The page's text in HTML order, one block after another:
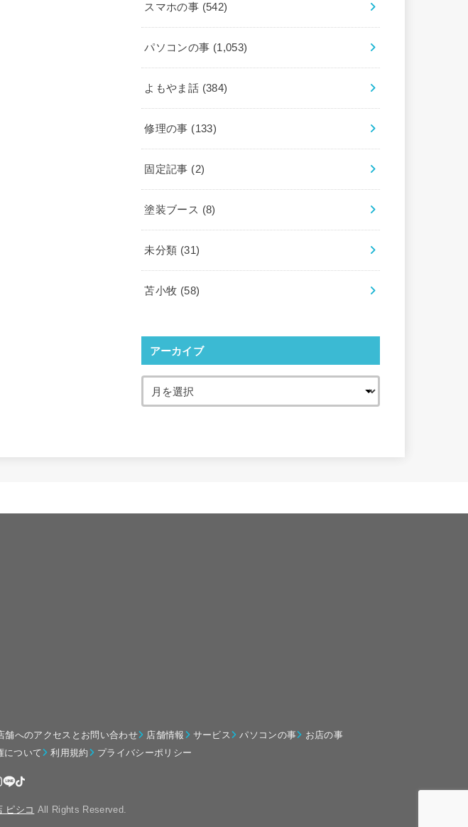
スマホの事 (542)
パソコンの事 (1,053)
よもやま話 (384)
修理の事 (133)
固定記事 (2)
塗装ブース (8)
未分類 (31)
苫小牧 (58)
アーカイブ
舗へのアクセスとお問い合わせ 店舗情報 サービス パソコンの事
お店の事
について 利用規約 プライバシーポリシー
ピシコ All Rights Reserved.